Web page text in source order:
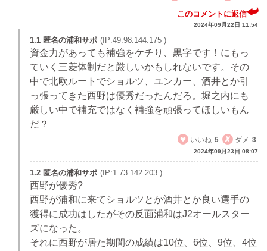
このコメントに返信
2024年09月22日 11:54
1.1 匿名の浦和サポ (IP:49.98.144.175 )
資金力があっても補強をケチり、黒字です！にもっ
ていく三菱体制だと厳しいかもしれないです。その
中で北欧ルートでショルツ、ユンカー、酒井とか引
っ張ってきた西野は優秀だったんだろ。堀之内にも
厳しい中で補充ではなく補強を頑張ってほしいもん
だ？
いいね 5 ダメ 3
2024年09月23日 08:07
1.2 匿名の浦和サポ (IP:1.73.142.203 )
西野が優秀?
西野が浦和に来てショルツとか酒井とか良い選手の
獲得に成功はしたがその反面浦和はJ2オールスター
ズになった。
それに西野が居た期間の成績は10位、6位、9位、4位